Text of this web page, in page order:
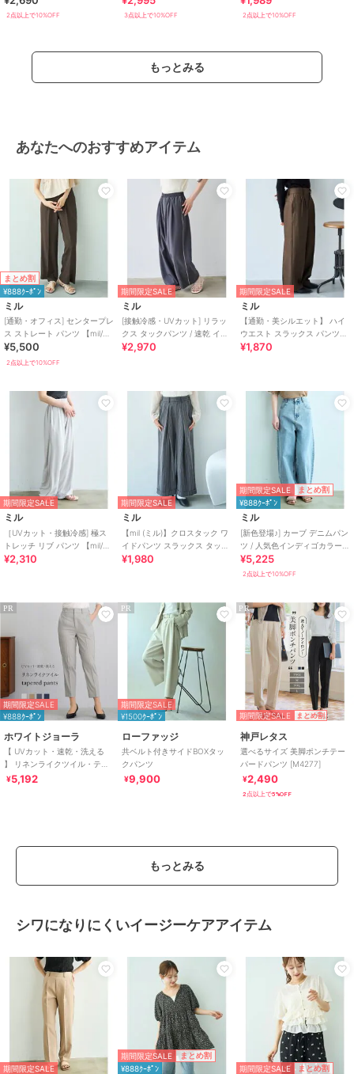
レモニー・入学式・卒業式
無地 / 洗える/
パーティー・結婚式・二次会
レモニー・入学式・卒業式
原産国 中国製
2点以上で10%OFF 3点以上で10%OFF 2点以上で10%OFF
もっとみる
あなたへのおすすめアイテム
まとめ割
¥888ｸｰﾎﾟﾝ
ミル
[通勤・オフィス] センタープレ
ス ストレート パンツ 【mil/ミ
ル】
¥5,500
2点以上で10%OFF
期間限定SALE
ミル
[接触冷感・UVカット] リラッ
クス タックパンツ / 速乾 イー
ジーケア 【mil/ミル】
¥2,970
期間限定SALE
ミル
【通勤・美シルエット】 ハイ
ウエスト スラックス パンツ
【mil (ミル)】
¥1,870
期間限定SALE
ミル
［UVカット・接触冷感] 極ス
トレッチ リブ パンツ 【mil/ミ
ル】
¥2,310
期間限定SALE
ミル
【mil (ミル)】クロスタック ワ
イドパンツ スラックス タック
パンツ
¥1,980
期間限定SALE まとめ割
¥888ｸｰﾎﾟﾝ
ミル
[新色登場♪] カーブ デニムパン
ツ / 人気色インディゴカラーも
再販♪【mil (ミル)】
¥5,225
2点以上で10%OFF
PR
期間限定SALE
¥888ｸｰﾎﾟﾝ
ホワイトジョーラ
【 UVカット・速乾・洗える
】 リネンライクツイル・テー
パードパンツ
¥5,192
PR
期間限定SALE
¥1500ｸｰﾎﾟﾝ
ローファッジ
共ベルト付きサイドBOXタッ
クパンツ
¥9,900
PR
期間限定SALE まとめ割
神戸レタス
選べるサイズ 美脚ポンチテー
パードパンツ [M4277]
¥2,490
2点以上で5%OFF
もっとみる
シワになりにくいイージーケアアイテム
期間限定SALE
期間限定SALE まとめ割
¥888ｸｰﾎﾟﾝ 期間限定SALE まとめ割